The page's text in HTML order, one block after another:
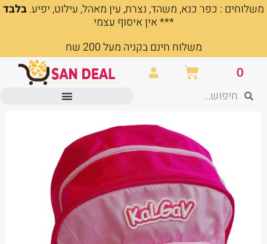
דילוג
משלוחים : כפר כנא, משהד, נצרת, עין מאהל, עילוט, יפיע.בלבד
*** אין איסוף עצמי
משלוח חינם בקניה מעל 200 שח
0 עגלת
קניות חיפושחיפוש